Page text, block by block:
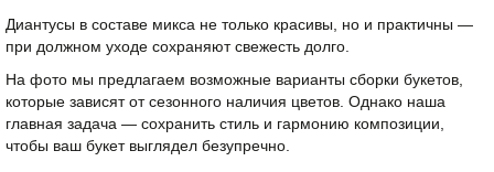
Диантусы в составе микса не только красивы, но и практичны —
при должном уходе сохраняют свежесть долго.
На фото мы предлагаем возможные варианты сборки букетов,
которые зависят от сезонного наличия цветов. Однако наша
главная задача — сохранить стиль и гармонию композиции,
чтобы ваш букет выглядел безупречно.